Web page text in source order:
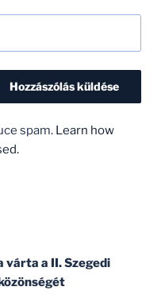
spam. Learn how
várta a II. Szegedi